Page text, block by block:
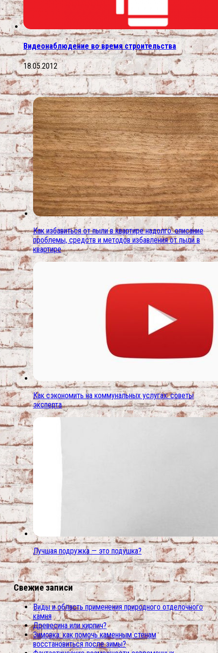
Видеонаблюдение во время строительства
18.05.2012
Как избавиться от пыли в квартире надолго. описание
проблемы, средств и методов избавления от пыли в
квартире
Как сэкономить на коммунальных услугах: советы
эксперта
Лучшая подружка — это подушка?
Свежие записи
Виды и область применения природного отделочного
камня
Древесина или кирпич?
Зимовка: как помочь каменным стенам
восстановиться после зимы?